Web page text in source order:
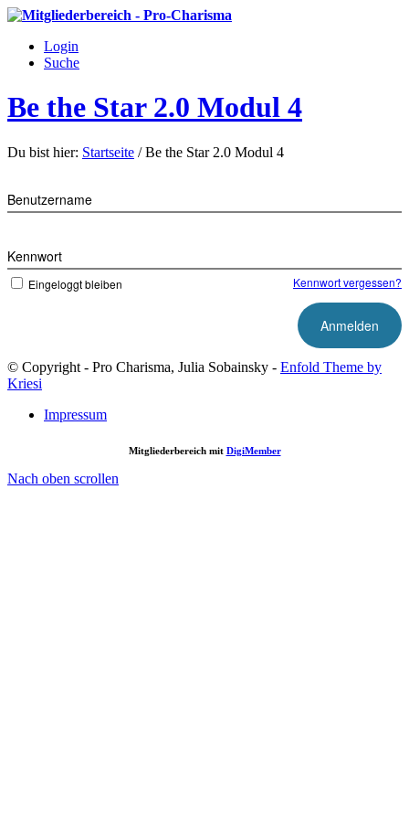
Login
Suche
Be the Star 2.0 Modul 4
Du bist hier: Startseite / Be the Star 2.0 Modul 4
Benutzername
Kennwort
Eingeloggt bleiben Kennwort vergessen?
© Copyright - Pro Charisma, Julia Sobainsky - Enfold Theme by
Kriesi
Impressum
Mitgliederbereich mit DigiMember
Nach oben scrollen